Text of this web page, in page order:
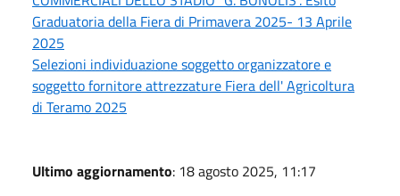
Graduatoria della Fiera di Primavera 2025- 13 Aprile
2025
Selezioni individuazione soggetto organizzatore e
soggetto fornitore attrezzature Fiera dell' Agricoltura
di Teramo 2025
Ultimo aggiornamento: 18 agosto 2025, 11:17